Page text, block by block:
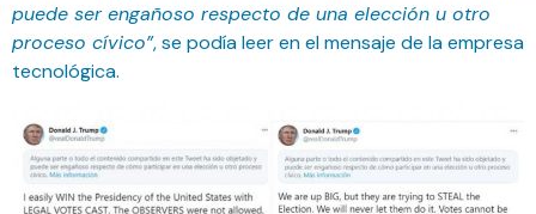
puede ser engañoso respecto de una elección u otro
proceso cívico”, se podía leer en el mensaje de la empresa
tecnológica.